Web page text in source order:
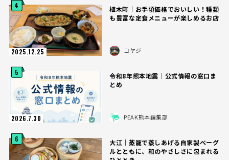
4
2025.12.25
植木町｜お手頃価格でおいしい！種類
も豊富な定食メニューが楽しめるお店
コヤジ
5
2026.7.30
令和8年熊本地震｜公式情報の窓口ま
とめ
PEAK熊本編集部
6
大江｜蒸籠で蒸しあげる自家製ベーグ
ルとともに、和のやさしさに包まれる